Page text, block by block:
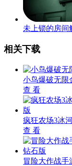
未上锁的房间
相关下载
小鸟爆破无限
查 看
疯狂农场3冰
查 看
冒险大作战手